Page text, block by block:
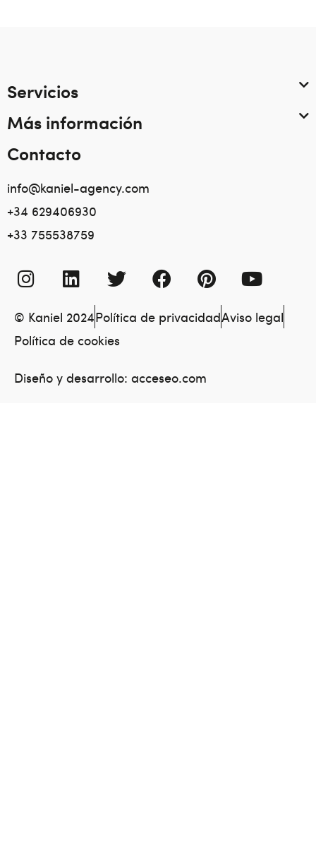
Servicios
Más información
Contacto
info@kaniel-agency.com
+34 629406930
+33 755538759
© Kaniel 2024Política de privacidadAviso legal
Política de cookies
Diseño y desarrollo: acceseo.com